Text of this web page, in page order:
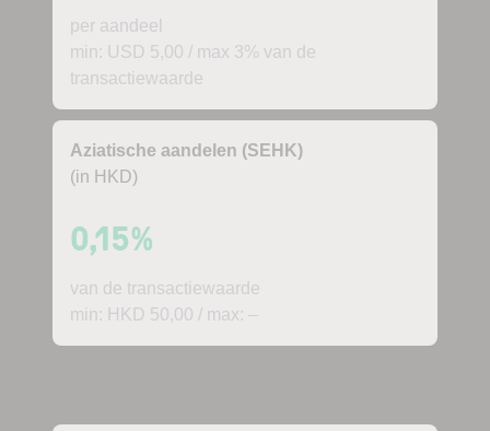
per aandeel
min: USD 5,00 / max 3% van de
transactiewaarde
Aziatische aandelen (SEHK)
(in HKD)
0,15%
van de transactiewaarde
min: HKD 50,00 / max: –